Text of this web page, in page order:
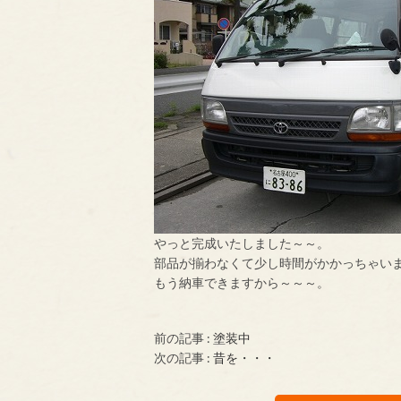
やっと完成いたしました～～。
部品が揃わなくて少し時間がかかっちゃい
もう納車できますから～～～。
前の記事 : 塗装中
次の記事 : 昔を・・・